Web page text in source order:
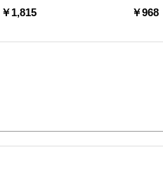
￥1,815
￥968